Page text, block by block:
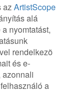
azArtistScope
alá
nyomtatást,
rendelkezõ
és e-
azonnali
a